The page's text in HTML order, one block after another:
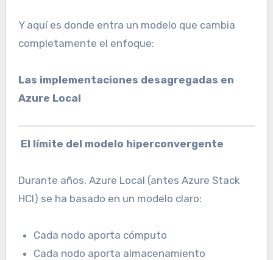
Y aquí es donde entra un modelo que cambia
completamente el enfoque:
Las implementaciones desagregadas en
Azure Local
El límite del modelo hiperconvergente
Durante años, Azure Local (antes Azure Stack
HCI) se ha basado en un modelo claro:
Cada nodo aporta cómputo
Cada nodo aporta almacenamiento